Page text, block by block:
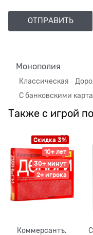
Монополия
Классическая
С банковскими
Также с игрой
Скидка 3%
10+ лет
30+ минут
2+ игрока
Коммерсантъ.